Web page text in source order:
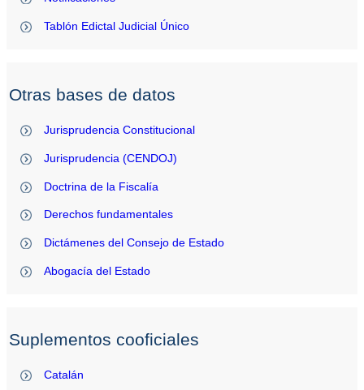
Tablón Edictal Judicial Único
Otras bases de datos
Jurisprudencia Constitucional
Jurisprudencia (CENDOJ)
Doctrina de la Fiscalía
Derechos fundamentales
Dictámenes del Consejo de Estado
Abogacía del Estado
Suplementos cooficiales
Catalán